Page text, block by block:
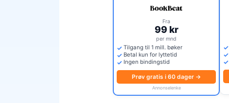
Fra
99 kr
per mnd
Tilgang til 1 mill. bøker
Betal kun for lyttetid
Ingen bindingstid
Prøv gratis i 60 dager →
Annonselenke